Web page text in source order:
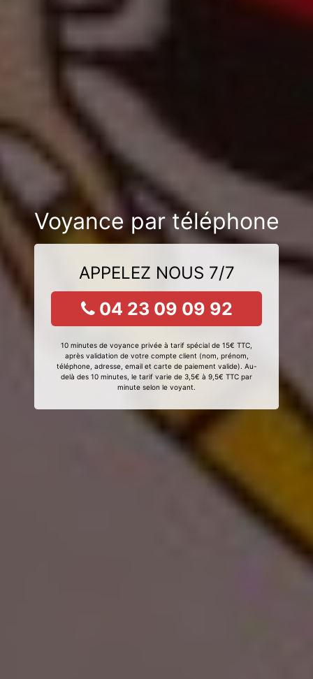
Voyance par téléphone
APPELEZ NOUS 7/7
04 23 09 09 92
10 minutes de voyance privée à tarif spécial de 15€ TTC,
après validation de votre compte client (nom, prénom,
téléphone, adresse, email et carte de paiement valide). Au-
delà des 10 minutes, le tarif varie de 3,5€ à 9,5€ TTC par
minute selon le voyant.